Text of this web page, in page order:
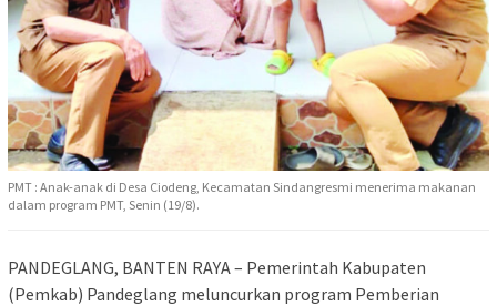
PMT : Anak-anak di Desa Ciodeng, Kecamatan Sindangresmi menerima makanan
dalam program PMT, Senin (19/8).
PANDEGLANG, BANTEN RAYA – Pemerintah Kabupaten
(Pemkab) Pandeglang meluncurkan program Pemberian